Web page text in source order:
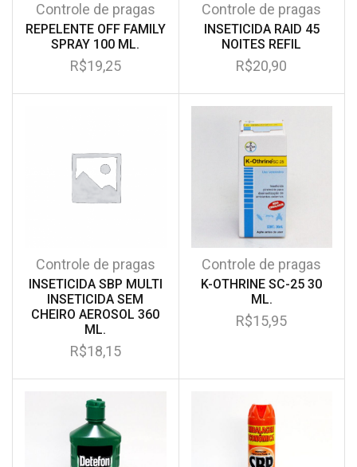
Controle de pragas
REPELENTE OFF FAMILY
SPRAY 100 ML.
R$19,25
Controle de pragas
INSETICIDA RAID 45
NOITES REFIL
R$20,90
Controle de pragas
INSETICIDA SBP MULTI
INSETICIDA SEM
CHEIRO AEROSOL 360
ML.
R$18,15
Controle de pragas
K-OTHRINE SC-25 30
ML.
R$15,95